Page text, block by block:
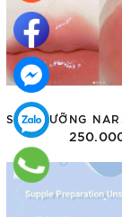
Thêm vào